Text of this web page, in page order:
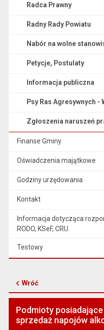
Radca Prawny
Radny Rady Powiatu
Nabór na wolne
Petycje, Postulaty
Informacja publiczna
Psy Ras Agresywnych -
Zgłoszenia naruszeń
Finanse Gminy
Oświadczenia majątkowe
Godziny urzędowania
Kontakt
Informacja dotycząca
RODO, KSeF, CRU.
Testowy
Wróć
Podmioty
sprzedaż napojów